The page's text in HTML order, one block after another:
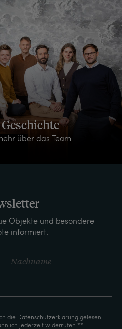
über das Team
Objekte und besondere
informiert.
die Daten­schutz­erklärunggelesen
ich jederzeit widerrufen.**